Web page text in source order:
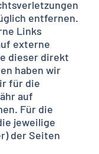
entfernen.
Links
externe
dieser direkt
haben wir
für die
auf
Für die
jeweilige
der Seiten